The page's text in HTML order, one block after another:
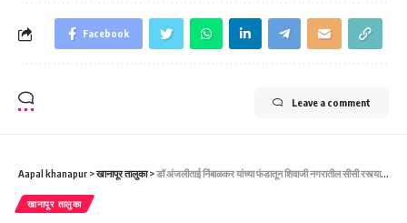
Facebook
Leave a comment
Aapal khanapur >खानापूर तालुका>डॉ अंजलीताई निंबाळकर यांच्या फंडातून शिवाजी नगरातील सीसी रस्त्याचे काम पूर्ण. ಡಾ.ಅಂಜಲಿತಾಯಿ ನಿಂಬಾಳ್ಕರ್ ಅವರ ನಿಧಿಯಿಂದ ಶಿವಾಜಿ ನಗರದಲ್ಲಿ ಸಿಸಿ ರಸ್ತೆ ಕಾಮಗಾರಿ ಪೂರ್ಣಗೊಂಡಿದೆ.
खानापूर तालुका